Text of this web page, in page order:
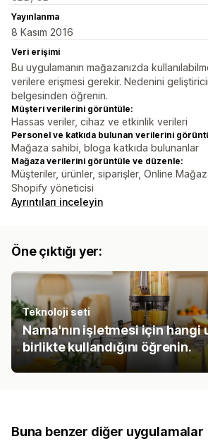
Yayınlanma
8 Kasım 2016
Veri erişimi
Bu uygulamanın mağazanızda
verilere erişmesi gerekir. Nedenini
belgesinden öğrenin.
Müşteri verilerini görüntüle:
Hassas veriler, cihaz ve etkinlik verileri
Personel ve katkıda bulunan verilerini
Mağaza sahibi, bloga katkıda bulunanlar
Mağaza verilerini görüntüle ve düzenle:
Müşteriler, ürünler, siparişler, Online
Shopify yöneticisi
Ayrıntıları inceleyin
Öne çıktığı yer:
Teknoloji seti
Nama'nın işletmesi için hangi
birlikte kullandığını öğrenin.
Buna benzer diğer uygulamalar